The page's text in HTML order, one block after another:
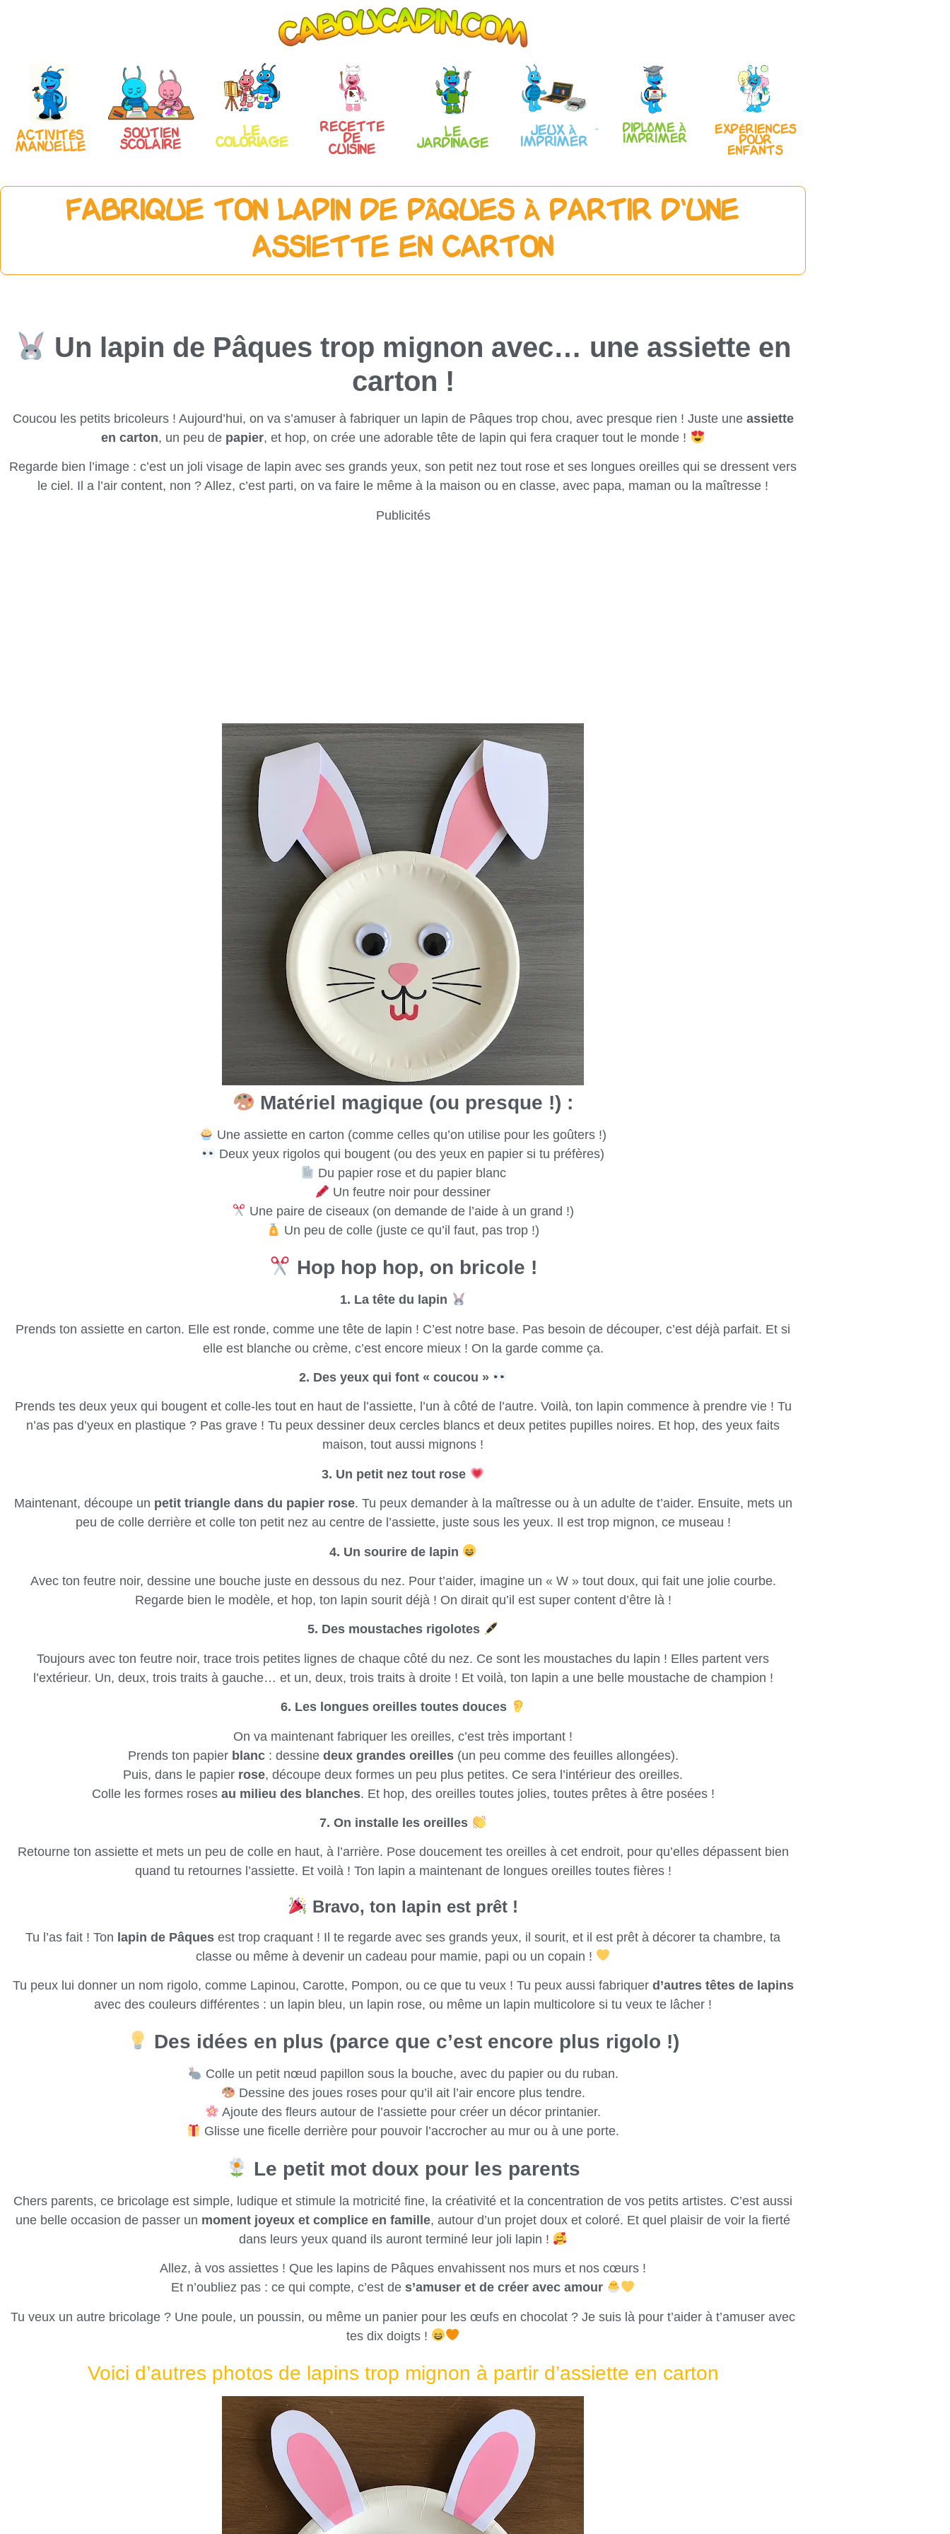
Activités
manuelle
Soutien
scolaire
Le
coloriage
Recette
de
Cuisine
Le
Jardinage
Jeux à
imprimer
Diplôme à
imprimer
Expériences
pour
enfants
Fabrique ton lapin de Pâques à partir d'une
assiette en carton
Un lapin de Pâques trop mignon avec… une assiette en
carton !
Coucou les petits bricoleurs ! Aujourd’hui, on va s’amuser à fabriquer un lapin de Pâques trop chou, avec presque rien ! Juste une assiette
en carton, un peu de papier, et hop, on crée une adorable tête de lapin qui fera craquer tout le monde !
Regarde bien l’image : c’est un joli visage de lapin avec ses grands yeux, son petit nez tout rose et ses longues oreilles qui se dressent vers
le ciel. Il a l’air content, non ? Allez, c’est parti, on va faire le même à la maison ou en classe, avec papa, maman ou la maîtresse !
Publicités
Matériel magique (ou presque !) :
Une assiette en carton (comme celles qu’on utilise pour les goûters !)
Deux yeux rigolos qui bougent (ou des yeux en papier si tu préfères)
Du papier rose et du papier blanc
Un feutre noir pour dessiner
Une paire de ciseaux (on demande de l’aide à un grand !)
Un peu de colle (juste ce qu’il faut, pas trop !)
Hop hop hop, on bricole !
1. La tête du lapin
Prends ton assiette en carton. Elle est ronde, comme une tête de lapin ! C’est notre base. Pas besoin de découper, c’est déjà parfait. Et si
elle est blanche ou crème, c’est encore mieux ! On la garde comme ça.
2. Des yeux qui font « coucou »
Prends tes deux yeux qui bougent et colle-les tout en haut de l’assiette, l’un à côté de l’autre. Voilà, ton lapin commence à prendre vie ! Tu
n’as pas d’yeux en plastique ? Pas grave ! Tu peux dessiner deux cercles blancs et deux petites pupilles noires. Et hop, des yeux faits
maison, tout aussi mignons !
3. Un petit nez tout rose
Maintenant, découpe un petit triangle dans du papier rose. Tu peux demander à la maîtresse ou à un adulte de t’aider. Ensuite, mets un
peu de colle derrière et colle ton petit nez au centre de l’assiette, juste sous les yeux. Il est trop mignon, ce museau !
4. Un sourire de lapin
Avec ton feutre noir, dessine une bouche juste en dessous du nez. Pour t’aider, imagine un « W » tout doux, qui fait une jolie courbe.
Regarde bien le modèle, et hop, ton lapin sourit déjà ! On dirait qu’il est super content d’être là !
5. Des moustaches rigolotes
Toujours avec ton feutre noir, trace trois petites lignes de chaque côté du nez. Ce sont les moustaches du lapin ! Elles partent vers
l’extérieur. Un, deux, trois traits à gauche… et un, deux, trois traits à droite ! Et voilà, ton lapin a une belle moustache de champion !
6. Les longues oreilles toutes douces
On va maintenant fabriquer les oreilles, c’est très important !
Prends ton papier blanc: dessine deux grandes oreilles(un peu comme des feuilles allongées).
Puis, dans le papier rose, découpe deux formes un peu plus petites. Ce sera l’intérieur des oreilles.
Colle les formes roses au milieu des blanches. Et hop, des oreilles toutes jolies, toutes prêtes à être posées !
7. On installe les oreilles
Retourne ton assiette et mets un peu de colle en haut, à l’arrière. Pose doucement tes oreilles à cet endroit, pour qu’elles dépassent bien
quand tu retournes l’assiette. Et voilà ! Ton lapin a maintenant de longues oreilles toutes fières !
Bravo, ton lapin est prêt !
Tu l’as fait ! Ton lapin de Pâques est trop craquant ! Il te regarde avec ses grands yeux, il sourit, et il est prêt à décorer ta chambre, ta
classe ou même à devenir un cadeau pour mamie, papi ou un copain !
Tu peux lui donner un nom rigolo, comme Lapinou, Carotte, Pompon, ou ce que tu veux ! Tu peux aussi fabriquer d’autres têtes de lapins
avec des couleurs différentes : un lapin bleu, un lapin rose, ou même un lapin multicolore si tu veux te lâcher !
Des idées en plus (parce que c’est encore plus rigolo !)
Colle un petit nœud papillon sous la bouche, avec du papier ou du ruban.
Dessine des joues roses pour qu’il ait l’air encore plus tendre.
Ajoute des fleurs autour de l’assiette pour créer un décor printanier.
Glisse une ficelle derrière pour pouvoir l’accrocher au mur ou à une porte.
Le petit mot doux pour les parents
Chers parents, ce bricolage est simple, ludique et stimule la motricité fine, la créativité et la concentration de vos petits artistes. C’est aussi
une belle occasion de passer un moment joyeux et complice en famille, autour d’un projet doux et coloré. Et quel plaisir de voir la fierté
dans leurs yeux quand ils auront terminé leur joli lapin !
Allez, à vos assiettes ! Que les lapins de Pâques envahissent nos murs et nos cœurs !
Et n’oubliez pas : ce qui compte, c’est de s’amuser et de créer avec amour
Tu veux un autre bricolage ? Une poule, un poussin, ou même un panier pour les œufs en chocolat ? Je suis là pour t’aider à t’amuser avec
tes dix doigts !
Voici d’autres photos de lapins trop mignon à partir d’assiette en carton